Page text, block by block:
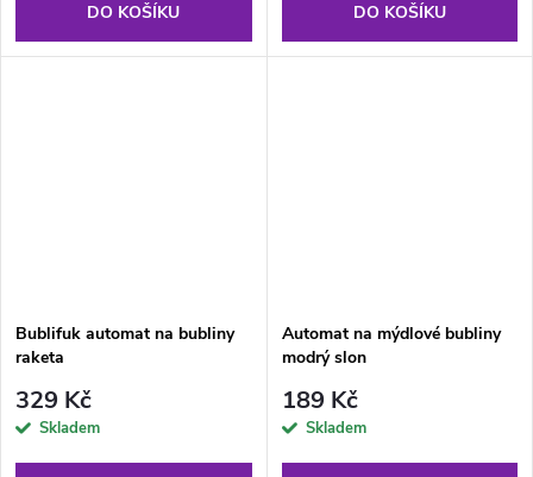
DO KOŠÍKU DO KOŠÍKU
Bublifuk automat na bubliny
raketa
329 Kč
Skladem
Automat na mýdlové bubliny
modrý slon
189 Kč
Skladem